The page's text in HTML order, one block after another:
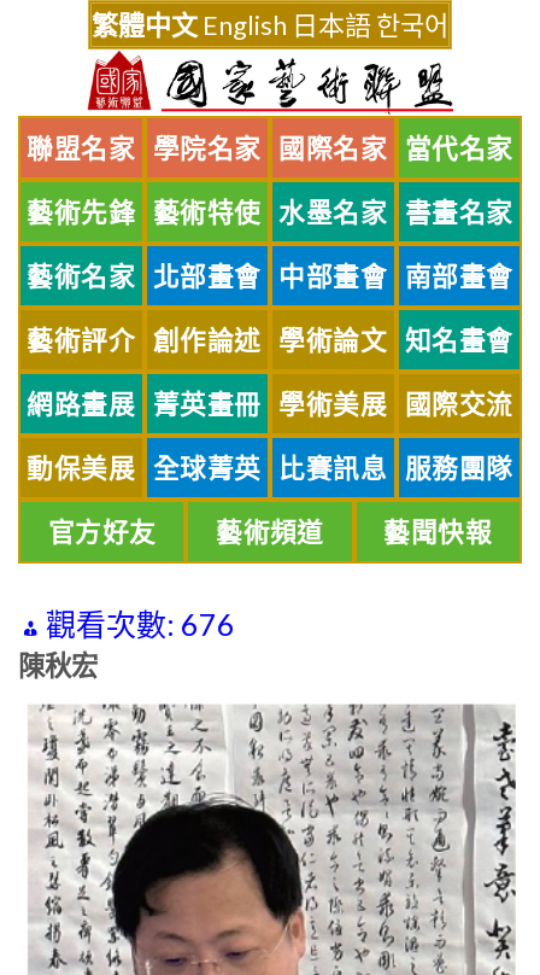
繁體中文 English 日本語한국어
聯盟名家 學院名家 國際名家 當代名家
藝術先鋒 藝術特使 水墨名家 書畫名家
藝術名家 北部畫會 中部畫會 南部畫會
藝術評介 創作論述 學術論文 知名畫會
網路畫展 菁英畫冊 學術美展 國際交流
動保美展 全球菁英 比賽訊息 服務團隊
官方好友 藝術頻道 藝聞快報
觀看次數: 676
陳秋宏